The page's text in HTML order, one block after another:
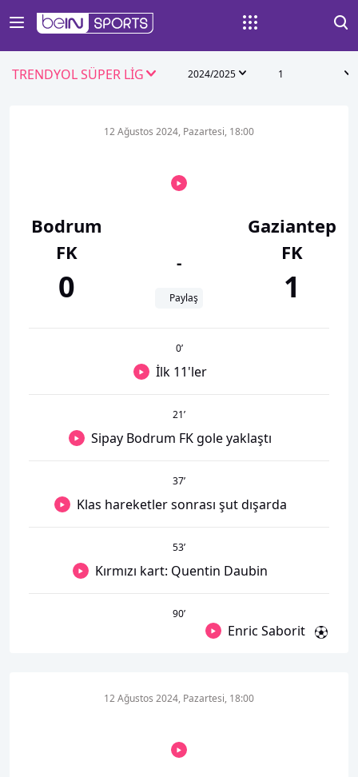
TRENDYOL SÜPER LİG 2024/2025 1
Bodrum
FK
0
12 Ağustos 2024, Pazartesi, 18:00
-
Paylaş
Gaziantep
FK
1
0’
İlk 11'ler
21’
Sipay Bodrum FK gole yaklaştı
37’
Klas hareketler sonrası şut dışarda
53’
Kırmızı kart: Quentin Daubin
90’
Enric Saborit
12 Ağustos 2024, Pazartesi, 18:00